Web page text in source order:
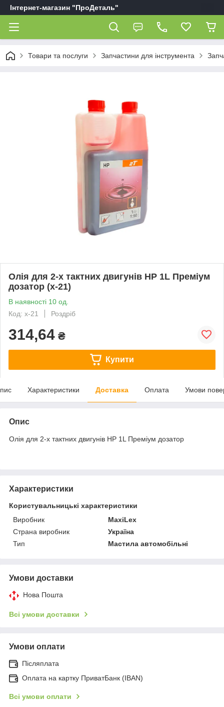
Інтернет-магазин "ПроДеталь"
Товари та послуги Запчастини для інструмента
Олія для 2-х тактних двигунів HP 1L Преміум
дозатор (х-21)
В наявності 10 од.
Код: х-21
Роздріб
314,64 ₴
Купити
Характеристики Доставка Оплата Умови
Опис
Олія для 2-х тактних двигунів HP 1L Преміум дозатор
Характеристики
Користувальницькі характеристики
Виробник
MaxiLex
Страна виробник
Україна
Тип
Мастила автомобільні
Умови доставки
Нова Пошта
Всі умови доставки
Умови оплати
Післяплата
Оплата на картку ПриватБанк (IBAN)
Всі умови оплати